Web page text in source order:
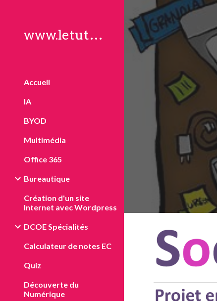
www.letuto.ch
Accueil
IA
BYOD
Multimédia
Office 365
Bureautique
Création d'un site
Internet avec Wordpress
DCOE Spécialités
Calculateur de notes EC
Quiz
Découverte du
Numérique